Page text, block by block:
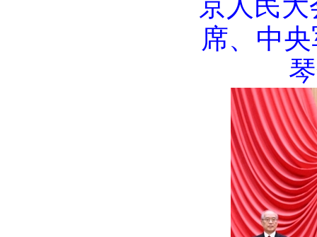
席、中